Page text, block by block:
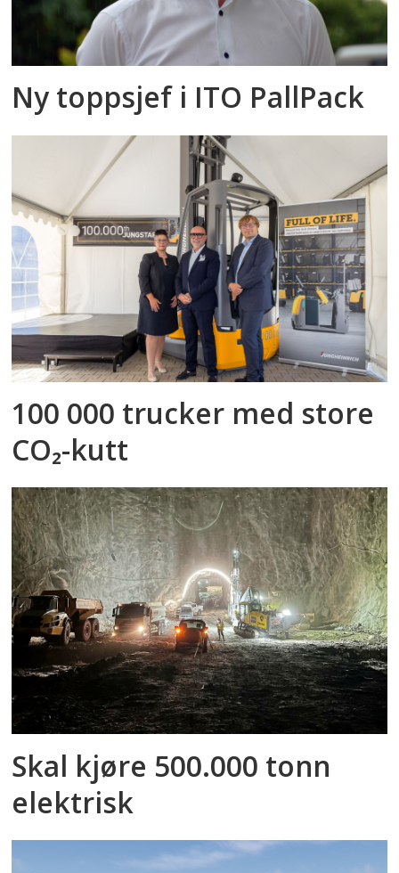
Ny toppsjef i ITO PallPack
100 000 trucker med store
CO₂-kutt
Skal kjøre 500.000 tonn
elektrisk